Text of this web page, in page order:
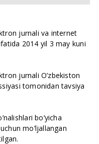
jurnali va internet
2014 yil 3 may kuni
jurnali O’zbekiston
tomonidan tavsiya
bo’yicha
mo’ljallangan